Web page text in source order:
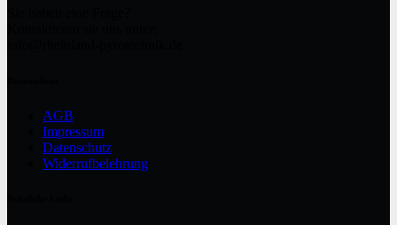
AGB
Impressum
Datenschutz
Widerrufbelehrung